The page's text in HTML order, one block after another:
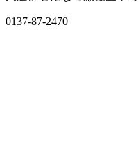
0137-87-2470